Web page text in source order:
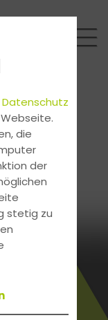
Datenschutz
die
der
stetig zu